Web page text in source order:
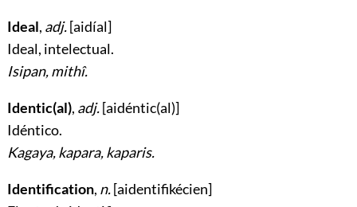
Ideal, adj.[aidíal]
Ideal, intelectual.
Isipan, mithî.
Identic(al), adj.[aidéntic(al)]
Idéntico.
Kagaya, kapara, kaparis.
Identification, n.[aidentifikécien]